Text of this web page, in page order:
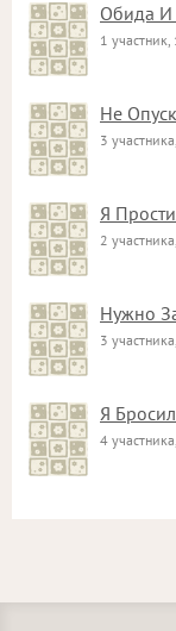
Обида И
1 участник,
Не
3
Я
2
Нужно
3
Я
4